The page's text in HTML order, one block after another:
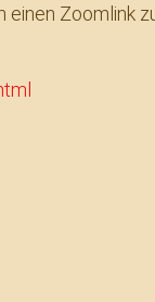
einen Zoomlink